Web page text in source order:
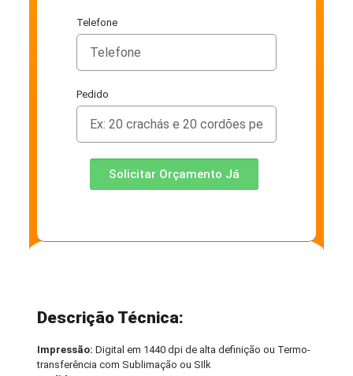
Telefone
Pedido
Solicitar Orçamento Já
Descrição Técnica:
Impressão: Digital em 1440 dpi de alta definição ou Termo-
transferência com Sublimação ou SIlk